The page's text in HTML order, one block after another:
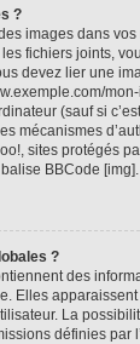
?
images dans
les fichiers joints,
devez lier une
(sauf si
mécanismes
sites protégés
BBCode [img].
?
des
Elles
La
définies par